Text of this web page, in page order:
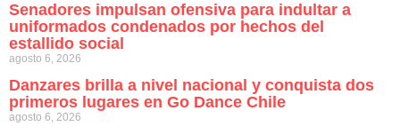
Senadores impulsan ofensiva para indultar a
uniformados condenados por hechos del
estallido social
agosto 6, 2026
Danzares brilla a nivel nacional y conquista dos
primeros lugares en Go Dance Chile
agosto 6, 2026